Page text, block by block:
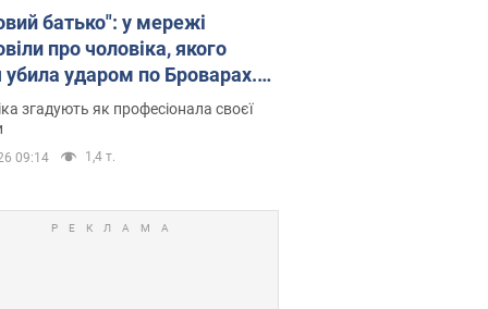
батько": у мережі
про чоловіка, якого
убила ударом по Броварах.
згадують як професіонала своєї
09:14 1,4 т.